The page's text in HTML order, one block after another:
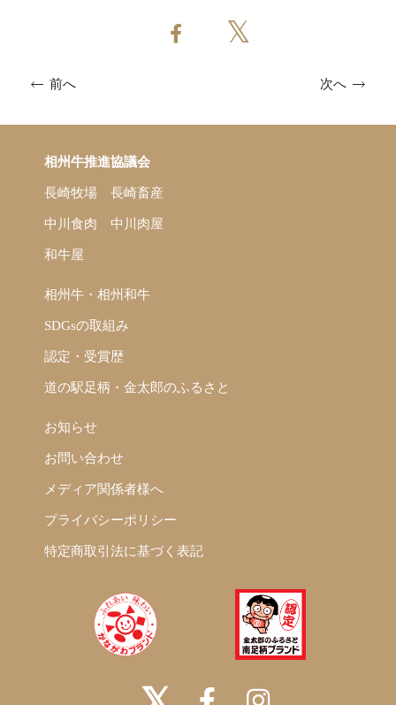
前へ 次へ
相州牛推進協議会
長崎牧場 長崎畜産
中川食肉 中川肉屋
和牛屋
相州牛・相州和牛
SDGsの取組み
認定・受賞歴
道の駅足柄・金太郎のふるさと
お知らせ
お問い合わせ
メディア関係者様へ
プライバシーポリシー
特定商取引法に基づく表記